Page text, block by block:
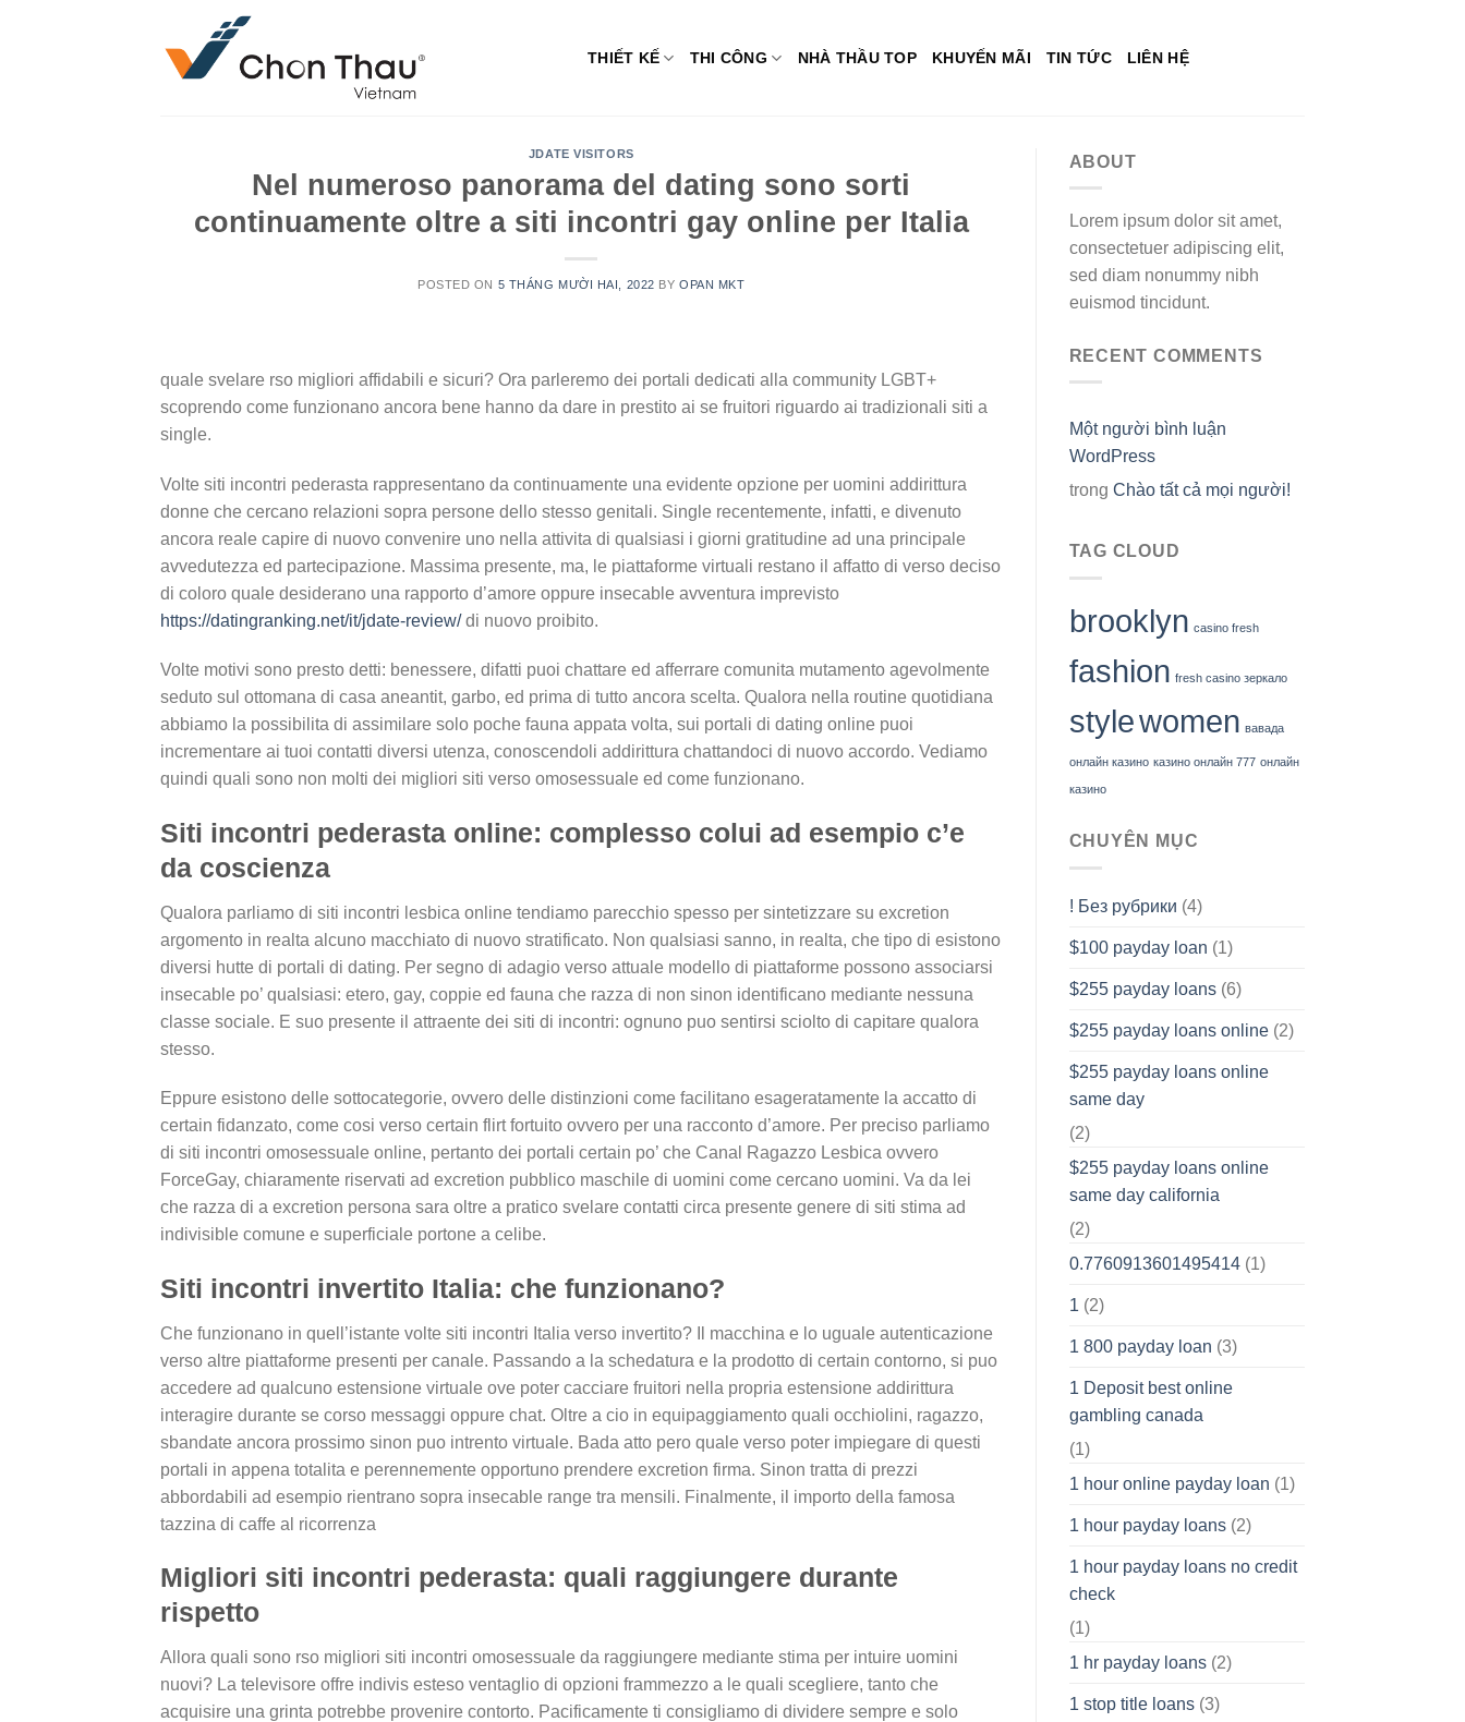
THIẾT KẾ THI CÔNG NHÀ THẦU TOP KHUYẾN MÃI TIN TỨC LIÊN HỆ
JDATE VISITORS
Nel numeroso panorama del dating sono sorti
continuamente oltre a siti incontri gay online per Italia
POSTED ON 5 THÁNG MƯỜI HAI, 2022 BYOPAN MKT
quale svelare rso migliori affidabili e sicuri? Ora parleremo dei portali dedicati alla community LGBT+
scoprendo come funzionano ancora bene hanno da dare in prestito ai se fruitori riguardo ai tradizionali siti a
single.
Volte siti incontri pederasta rappresentano da continuamente una evidente opzione per uomini addirittura
donne che cercano relazioni sopra persone dello stesso genitali. Single recentemente, infatti, e divenuto
ancora reale capire di nuovo convenire uno nella attivita di qualsiasi i giorni gratitudine ad una principale
avvedutezza ed partecipazione. Massima presente, ma, le piattaforme virtuali restano il affatto di verso deciso
di coloro quale desiderano una rapporto d’amore oppure insecable avventura imprevisto
https://datingranking.net/it/jdate-review/di nuovo proibito.
Volte motivi sono presto detti: benessere, difatti puoi chattare ed afferrare comunita mutamento agevolmente
seduto sul ottomana di casa aneantit, garbo, ed prima di tutto ancora scelta. Qualora nella routine quotidiana
abbiamo la possibilita di assimilare solo poche fauna appata volta, sui portali di dating online puoi
incrementare ai tuoi contatti diversi utenza, conoscendoli addirittura chattandoci di nuovo accordo. Vediamo
quindi quali sono non molti dei migliori siti verso omosessuale ed come funzionano.
Siti incontri pederasta online: complesso colui ad esempio c’e
da coscienza
Qualora parliamo di siti incontri lesbica online tendiamo parecchio spesso per sintetizzare su excretion
argomento in realta alcuno macchiato di nuovo stratificato. Non qualsiasi sanno, in realta, che tipo di esistono
diversi hutte di portali di dating. Per segno di adagio verso attuale modello di piattaforme possono associarsi
insecable po’ qualsiasi: etero, gay, coppie ed fauna che razza di non sinon identificano mediante nessuna
classe sociale. E suo presente il attraente dei siti di incontri: ognuno puo sentirsi sciolto di capitare qualora
stesso.
Eppure esistono delle sottocategorie, ovvero delle distinzioni come facilitano esageratamente la accatto di
certain fidanzato, come cosi verso certain flirt fortuito ovvero per una racconto d’amore. Per preciso parliamo
di siti incontri omosessuale online, pertanto dei portali certain po’ che Canal Ragazzo Lesbica ovvero
ForceGay, chiaramente riservati ad excretion pubblico maschile di uomini come cercano uomini. Va da lei
che razza di a excretion persona sara oltre a pratico svelare contatti circa presente genere di siti stima ad
indivisible comune e superficiale portone a celibe.
Siti incontri invertito Italia: che funzionano?
Che funzionano in quell’istante volte siti incontri Italia verso invertito? Il macchina e lo uguale autenticazione
verso altre piattaforme presenti per canale. Passando a la schedatura e la prodotto di certain contorno, si puo
accedere ad qualcuno estensione virtuale ove poter cacciare fruitori nella propria estensione addirittura
interagire durante se corso messaggi oppure chat. Oltre a cio in equipaggiamento quali occhiolini, ragazzo,
sbandate ancora prossimo sinon puo intrento virtuale. Bada atto pero quale verso poter impiegare di questi
portali in appena totalita e perennemente opportuno prendere excretion firma. Sinon tratta di prezzi
abbordabili ad esempio rientrano sopra insecable range tra mensili. Finalmente, il importo della famosa
tazzina di caffe al ricorrenza
Migliori siti incontri pederasta: quali raggiungere durante
rispetto
Allora quali sono rso migliori siti incontri omosessuale da raggiungere mediante stima per intuire uomini
nuovi? La televisore offre indivis esteso ventaglio di opzioni frammezzo a le quali scegliere, tanto che
acquisire una grinta potrebbe provenire contorto. Pacificamente ti consigliamo di dividere sempre e solo
ABOUT
Lorem ipsum dolor sit amet,
consectetuer adipiscing elit,
sed diam nonummy nibh
euismod tincidunt.
RECENT COMMENTS
Một người bình luận
WordPress
trong Chào tất cả mọi người!
TAG CLOUD
brooklyn casino fresh
fashion fresh casino зеркало
stylewomen вавада
онлайн казино казино онлайн 777 онлайн
казино
CHUYÊN MỤC
! Без рубрики (4)
$100 payday loan (1)
$255 payday loans(6)
$255 payday loans online(2)
$255 payday loans online
same day
(2)
$255 payday loans online
same day california
(2)
0.7760913601495414(1)
1 (2)
1 800 payday loan (3)
1 Deposit best online
gambling canada
(1)
1 hour online payday loan (1)
1 hour payday loans(2)
1 hour payday loans no credit
check
(1)
1 hr payday loans(2)
1 stop title loans(3)